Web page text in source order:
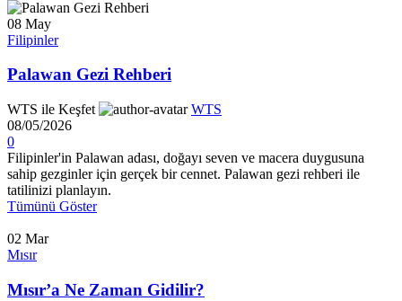
08 May
Filipinler
Palawan Gezi Rehberi
WTS ile Keşfet
WTS
08/05/2026
0
Filipinler'in Palawan adası, doğayı seven ve macera duygusuna
sahip gezginler için gerçek bir cennet. Palawan gezi rehberi ile
tatilinizi planlayın.
Tümünü Göster
02 Mar
Mısır
Mısır’a Ne Zaman Gidilir?